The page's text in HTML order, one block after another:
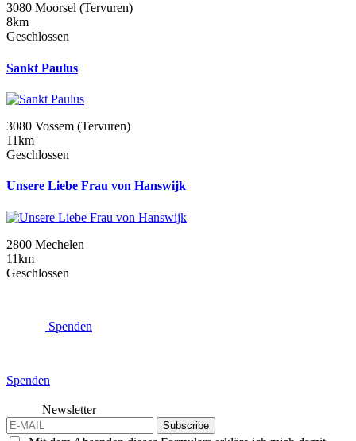
3080 Moorsel (Tervuren)
8km
Geschlossen
Sankt Paulus
3080 Vossem (Tervuren)
11km
Geschlossen
Unsere Liebe Frau von Hanswijk
2800 Mechelen
11km
Geschlossen
Spenden
Spenden
Newsletter
Subscribe